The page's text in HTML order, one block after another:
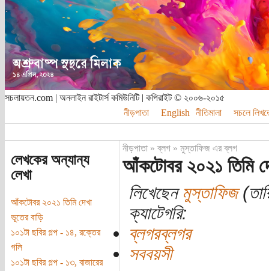
সচলায়তন.com | অনলাইন রাইটার্স কমিউনিটি | কপিরাইট © ২০০৬-২০১৫
নীড়পাতা
English নীতিমালা সচলে
লেখকের অন্যান্য
লেখা
আঁকটোবর ২০২১ তিমি দেখা
ভূতের বাড়ি
১০১টা ছবির গল্প - ১৪, রক্তের
গলি
১০১টা ছবির গল্প - ১৩, বাজারের
নীড়পাতা»ব্লগ» মুস্তাফিজ এর ব্লগ
আঁকটোবর ২০২১ তিমি
লিখেছেনমুস্তাফিজ
ক্যাটেগরি:
ব্লগরব্লগর
সববয়সী